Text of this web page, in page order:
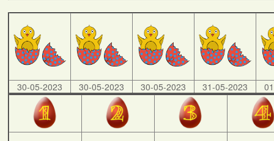
30-05-2023 30-05-2023 30-05-2023 31-05-2023